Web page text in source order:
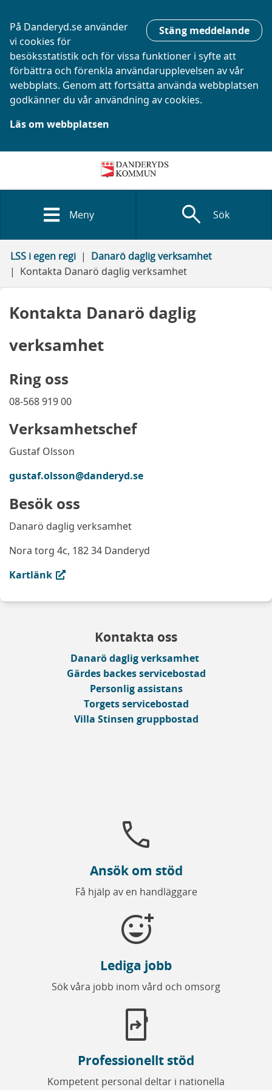
Stäng meddelande
På Danderyd.se använder
vi cookies för
besöksstatistik och för vissa funktioner i syfte att
förbättra och förenkla användarupplevelsen av vår
webbplats. Genom att fortsätta använda webbplatsen
godkänner du vår användning av cookies.
Läs om webbplatsen
Meny search Sök
LSS i egen regi
Danarö daglig verksamhet
Kontakta Danarö daglig verksamhet
Kontakta Danarö daglig
verksamhet
Ring oss
08-568 919 00
Verksamhetschef
Gustaf Olsson
gustaf.olsson@danderyd.se
Besök oss
Danarö daglig verksamhet
Nora torg 4c, 182 34 Danderyd
Kartlänk
(extern länk, öppnas i ny flik)
Kontakta oss
Danarö daglig verksamhet
Gärdes backes servicebostad
Personlig assistans
Torgets servicebostad
Villa Stinsen gruppbostad
call
Ansök om stöd
Få hjälp av en handläggare
add_reaction
Lediga jobb
Sök våra jobb inom vård och omsorg
app_shortcut
Professionellt stöd
Kompetent personal deltar i nationella